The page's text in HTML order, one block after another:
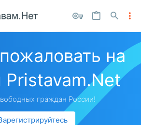
на
граждан России!